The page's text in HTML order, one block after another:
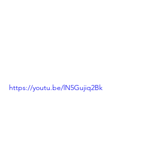
https://youtu.be/lN5Gujiq2Bk